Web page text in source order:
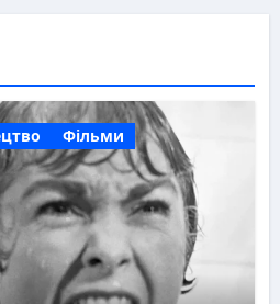
Фільми